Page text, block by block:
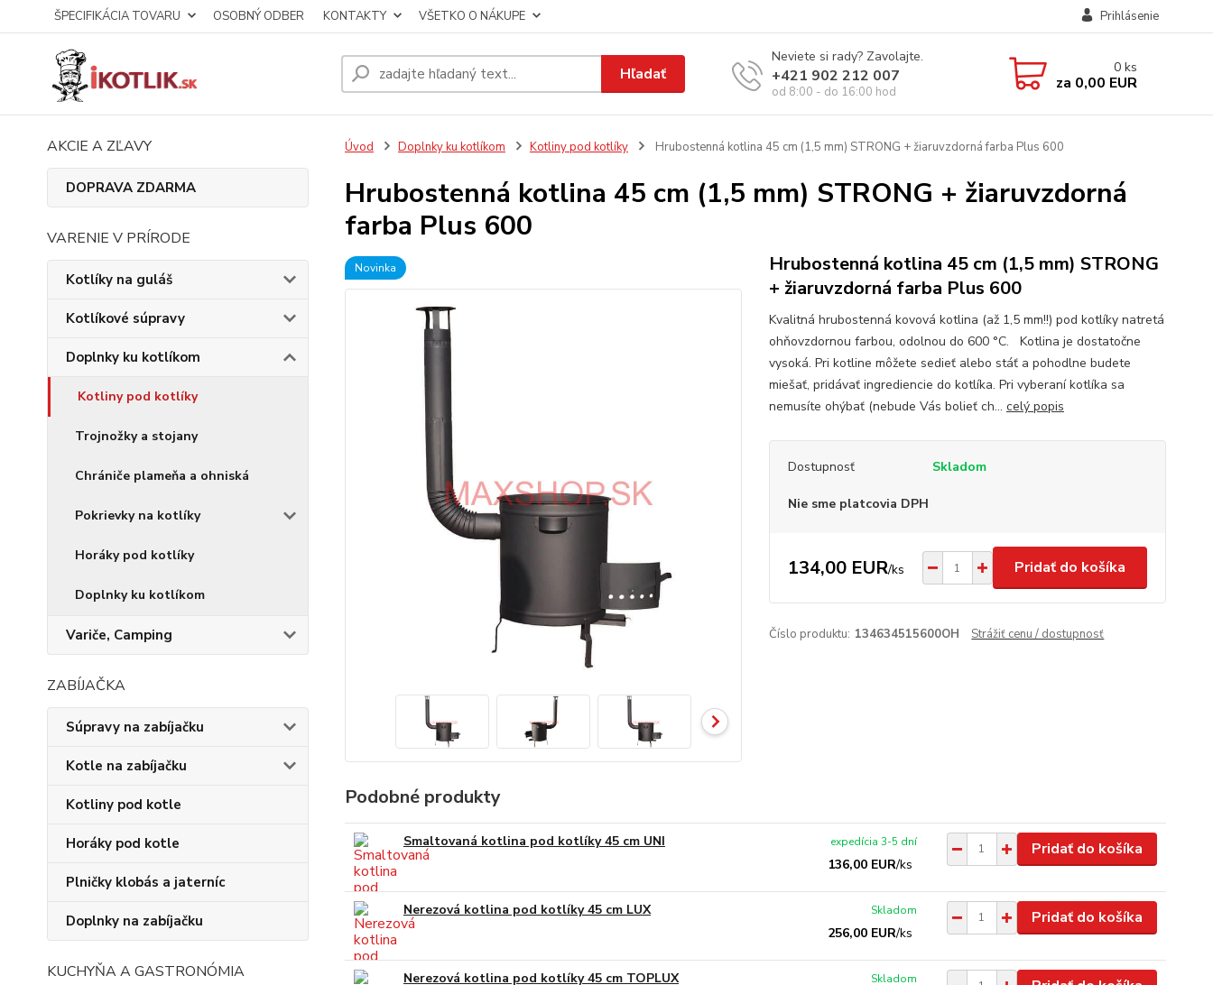
ŠPECIFIKÁCIA TOVARU OSOBNÝ ODBER KONTAKTY VŠETKO O NÁKUPE Prihlásenie
Hľadať
Neviete si rady? Zavolajte.
+421 902 212 007
od 8:00 - do 16:00 hod
0 ks
za 0,00 EUR
AKCIE A ZĽAVY
DOPRAVA ZDARMA
VARENIE V PRÍRODE
Kotlíky na guláš
Kotlíkové súpravy
Doplnky ku kotlíkom
Kotliny pod kotlíky
Trojnožky a stojany
Chrániče plameňa a ohniská
Pokrievky na kotlíky
Horáky pod kotlíky
Doplnky ku kotlíkom
Variče, Camping
ZABÍJAČKA
Súpravy na zabíjačku
Kotle na zabíjačku
Kotliny pod kotle
Horáky pod kotle
Plničky klobás a jaterníc
Doplnky na zabíjačku
KUCHYŇA A GASTRONÓMIA
Úvod Doplnky ku kotlíkom Kotliny pod kotlíky Hrubostenná kotlina 45 cm (1,5 mm) STRONG + žiaruvzdorná farba Plus 600
Hrubostenná kotlina 45 cm (1,5 mm) STRONG + žiaruvzdorná
farba Plus 600
Novinka
Hrubostenná kotlina 45 cm (1,5 mm) STRONG
+ žiaruvzdorná farba Plus 600
Kvalitná hrubostenná kovová kotlina (až 1,5 mm!!) pod kotlíky natretá
ohňovzdornou farbou, odolnou do 600 °C. Kotlina je dostatočne
vysoká. Pri kotline môžete sedieť alebo stáť a pohodlne budete
miešať, pridávať ingrediencie do kotlíka. Pri vyberaní kotlíka sa
nemusíte ohýbať (nebude Vás bolieť ch... celý popis
Dostupnosť Skladom
Nie sme platcovia DPH
134,00 EUR/ks Pridať do košíka
Číslo produktu: 134634515600OH Strážiť cenu / dostupnosť
Podobné produkty
Smaltovaná kotlina pod kotlíky 45 cm UNI
136,00 EUR/ks
expedícia 3-5 dní Pridať do košíka
Nerezová kotlina pod kotlíky 45 cm LUX
256,00 EUR/ks
Skladom Pridať do košíka
Nerezová kotlina pod kotlíky 45 cm TOPLUX
Skladom